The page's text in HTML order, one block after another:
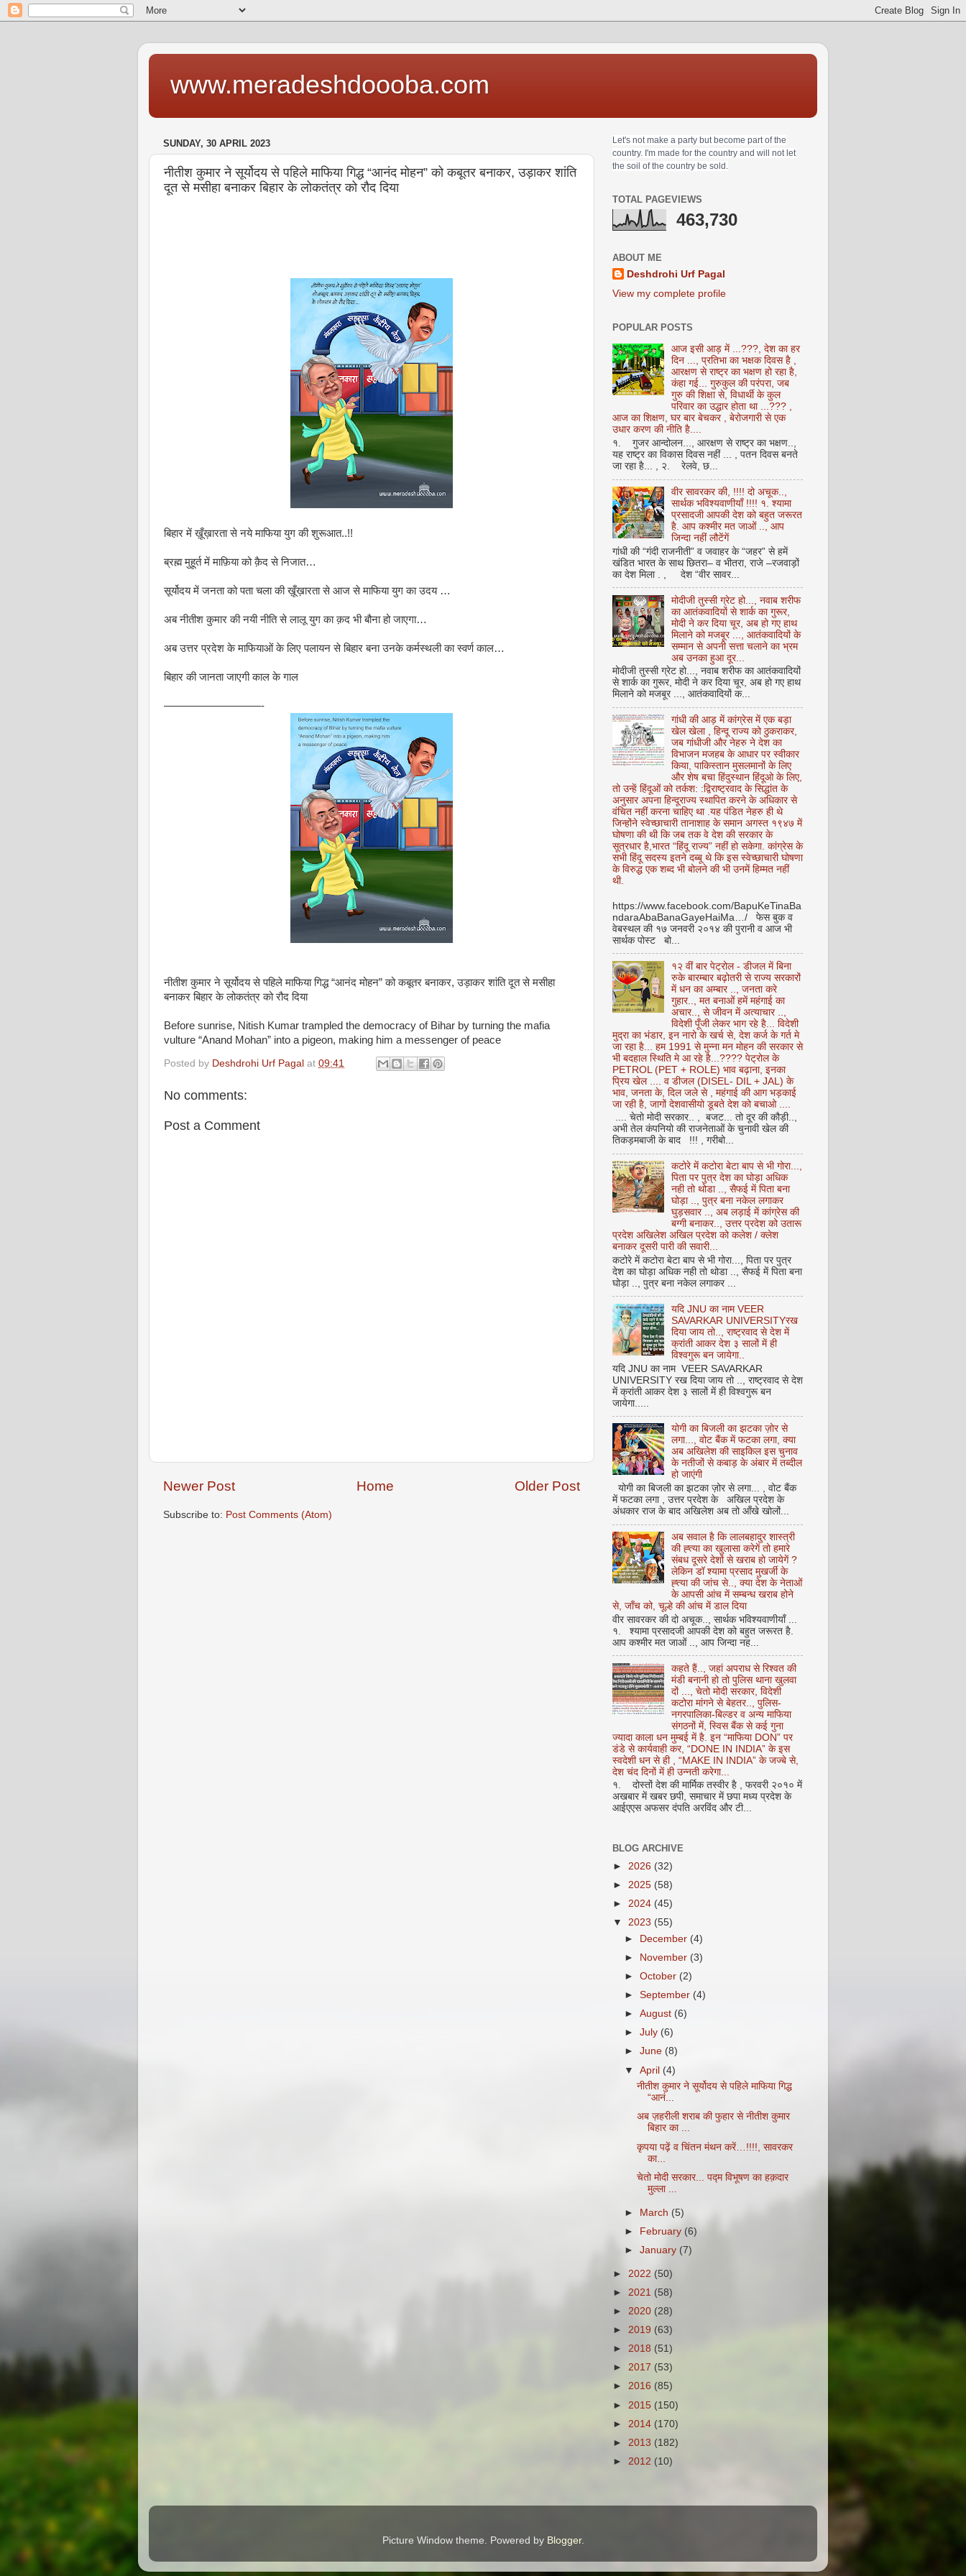
www.meradeshdoooba.com
SUNDAY, 30 APRIL 2023
नीतीश कुमार ने सूर्योदय से पहिले माफिया गिद्ध “आनंद मोहन” को कबूतर बनाकर, उड़ाकर शांति
दूत से मसीहा बनाकर बिहार के लोकतंत्र को रौद दिया
बिहार में ख़ूँख़ारता से नये माफिया युग की शुरूआत..!!
ब्रह्म मुहूर्त में माफ़िया को क़ैद से निजात…
सूर्योदय में जनता को पता चला की ख़ूँख़ारता से आज से माफिया युग का उदय …
अब नीतीश कुमार की नयी नीति से लालू युग का क़द भी बौना हो जाएगा…
अब उत्तर प्रदेश के माफियाओं के लिए पलायन से बिहार बना उनके कर्मस्थली का स्वर्ण काल…
बिहार की जानता जाएगी काल के गाल
—————————-
नीतीश कुमार ने सूर्योदय से पहिले माफिया गिद्ध “आनंद मोहन” को कबूतर बनाकर, उड़ाकर शांति दूत से मसीहा
बनाकर बिहार के लोकतंत्र को रौद दिया
Before sunrise, Nitish Kumar trampled the democracy of Bihar by turning the mafia
vulture “Anand Mohan” into a pigeon, making him a messenger of peace
Posted by Deshdrohi Urf Pagal at 09:41
No comments:
Post a Comment
Newer Post Older Post
Home
Subscribe to: Post Comments (Atom)
Let's not make a party but become part of the
country. I'm made for the country and will not let
the soil of the country be sold.
TOTAL PAGEVIEWS
463,730
ABOUT ME
Deshdrohi Urf Pagal
View my complete profile
POPULAR POSTS
आज इसी आड़ में ...???, देश का हर
दिन ..., प्रतिभा का भक्षक दिवस है ,
आरक्षण से राष्ट्र का भक्षण हो रहा है,
कंहा गई... गुरुकुल की परंपरा, जब
गुरु की शिक्षा से, विधार्थी के कुल
परिवार का उद्धार होता था ...??? ,
आज का शिक्षण, घर बार बेचकर , बेरोजगारी से एक
उधार करण की नीति है....
१. गुजर आन्दोलन..., आरक्षण से राष्ट्र का भक्षण..,
यह राष्ट्र का विकास दिवस नहीं ... , पतन दिवस बनते
जा रहा है... , २. रेलवे, छ...
वीर सावरकर की, !!!! दो अचूक..,
सार्थक भविश्यवाणीयाँ !!!! १. श्यामा
प्रसादजी आपकी देश को बहुत जरूरत
है. आप कश्मीर मत जाओं .., आप
जिन्दा नहीं लौटेंगें
गांधी की “गंदी राजनीती” व जवाहर के “जहर” से हमें
खंडित भारत के साथ छितरा– व भीतरा, राजे –रजवाड़ों
का देश मिला . , देश “वीर सावर...
मोदीजी तुस्सी ग्रेट हो..., नवाब शरीफ
का आतंकवादियों से शार्क का गुरूर,
मोदी ने कर दिया चूर, अब हो गए हाथ
मिलाने को मजबूर ..., आतंकवादियों के
सम्मान से अपनी सत्ता चलाने का भ्रम
अब उनका हुआ दूर...
मोदीजी तुस्सी ग्रेट हो..., नवाब शरीफ का आतंकवादियों
से शार्क का गुरूर, मोदी ने कर दिया चूर, अब हो गए हाथ
मिलाने को मजबूर ..., आतंकवादियों क...
गांधी की आड़ में कांग्रेस में एक बड़ा
खेल खेला , हिन्दू राज्य को ठुकराकर,
जब गांधीजी और नेहरु ने देश का
विभाजन मजहब के आधार पर स्वीकार
किया, पाकिस्तान मुसलमानों के लिए
और शेष बचा हिंदुस्थान हिंदूओ के लिए,
तो उन्हें हिंदूओं को तर्कश: :द्विराष्ट्रवाद के सिद्धांत के
अनुसार अपना हिन्दूराज्य स्थापित करने के अधिकार से
वंचित नहीं करना चाहिए था .यह पंडित नेहरु ही थे
जिन्होंने स्वेच्छाचारी तानाशाह के समान अगस्त १९४७ में
घोषणा की थी कि जब तक वे देश की सरकार के
सूत्रधार है,भारत “हिंदू राज्य” नहीं हो सकेगा. कांग्रेस के
सभी हिंदू सदस्य इतने दब्बू थे कि इस स्वेच्छाचारी घोषणा
के विरुद्ध एक शब्द भी बोलने की भी उनमें हिम्मत नहीं
थी.
https://www.facebook.com/BapuKeTinaBa
ndaraAbaBanaGayeHaiMa…/ फेस बुक व
वेबस्थल की १७ जनवरी २०१४ की पुरानी व आज भी
सार्थक पोस्ट बो...
१२ वीं बार पेट्रोल - डीजल में बिना
रुके बारम्बार बढ़ोतरी से राज्य सरकारों
में धन का अम्बार .., जनता करे
गुहार.., मत बनाओं हमें महंगाई का
अचार.., से जीवन में अत्याचार ..,
विदेशी पूँजी लेकर भाग रहे है... विदेशी
मुद्रा का भंडार, इन नारो के खर्च से, देश कर्ज के गर्त मे
जा रहा है... हम 1991 से मुन्ना मन मोहन की सरकार से
भी बदहाल स्थिति मे आ रहे है...???? पेट्रोल के
PETROL (PET + ROLE) भाव बढ़ाना, इनका
प्रिय खेल .... व डीजल (DISEL- DIL + JAL) के
भाव, जनता के, दिल जले से , महंगाई की आग भड़काई
जा रही है, जागों देशवासीयो डूबते देश को बचाओ ....
.... चेतो मोदी सरकार.. , बजट... तो दूर की कौड़ी..,
अभी तेल कंपनियो की राजनेताओं के चुनावी खेल की
तिकड़मबाजी के बाद !!! , गरीबो...
कटोरे में कटोरा बेटा बाप से भी गोरा...,
पिता पर पुत्र देश का घोड़ा अधिक
नही तो थोडा .., सैफई में पिता बना
घोड़ा .., पुत्र बना नकेल लगाकर
घुड़सवार .., अब लड़ाई में कांग्रेस की
बग्गी बनाकर.., उत्तर प्रदेश को उतारू
प्रदेश अखिलेश अखिल प्रदेश को कलेश / क्लेश
बनाकर दूसरी पारी की सवारी...
कटोरे में कटोरा बेटा बाप से भी गोरा..., पिता पर पुत्र
देश का घोड़ा अधिक नही तो थोडा .., सैफई में पिता बना
घोड़ा .., पुत्र बना नकेल लगाकर ...
यदि JNU का नाम VEER
SAVARKAR UNIVERSITYरख
दिया जाय तो.., राष्ट्रवाद से देश में
क्रांती आकर देश ३ सालों में ही
विश्वगुरू बन जायेगा..
यदि JNU का नाम VEER SAVARKAR
UNIVERSITY रख दिया जाय तो .., राष्ट्रवाद से देश
में क्रांती आकर देश ३ सालों में ही विश्वगुरू बन
जायेगा.....
योगी का बिजली का झटका ज़ोर से
लगा..., वोट बैंक में फटका लगा, क्या
अब अखिलेश की साइकिल इस चुनाव
के नतीजों से कबाड़ के अंबार में तब्दील
हो जाएंगी
योगी का बिजली का झटका ज़ोर से लगा... , वोट बैंक
में फटका लगा , उत्तर प्रदेश के अखिल प्रदेश के
अंधकार राज के बाद अखिलेश अब तो आँखे खोलों...
अब सवाल है कि लालबहादुर शास्त्री
की ह्त्या का खुलासा करेगें तो हमारे
संबध दूसरे देशों से खराब हो जायेगें ?
लेकिन डॉ श्यामा प्रसाद मुखर्जी के
ह्त्या की जांच से.., क्या देश के नेताओं
के आपसी आंच में सम्बन्ध खराब होने
से, जाँच को, चूल्हे की आंच में डाल दिया
वीर सावरकर की दो अचूक.., सार्थक भविश्यवाणीयाँ ...
१. श्यामा प्रसादजी आपकी देश को बहुत जरूरत है.
आप कश्मीर मत जाओं .., आप जिन्दा नह...
कहते हैं.., जहां अपराध से रिश्वत की
मंडी बनानी हो तो पुलिस थाना खुलवा
दों ..., चेतो मोदी सरकार, विदेशी
कटोरा मांगने से बेहतर.., पुलिस-
नगरपालिका-बिल्डर व अन्य माफिया
संगठनों में, स्विस बैंक से कई गुना
ज्यादा काला धन मुम्बई में है. इन “माफिया DON” पर
डंडे से कार्यवाही कर, “DONE IN INDIA” के इस
स्वदेशी धन से ही , “MAKE IN INDIA” के जज्बे से,
देश चंद दिनों में ही उन्नती करेगा...
१. दोस्तों देश की मार्मिक तस्वीर है , फरवरी २०१० में
अखबार में खबर छपी, समाचार में छपा मध्य प्रदेश के
आईएएस अफसर दंपति अरविंद और टी...
BLOG ARCHIVE
► 2026 (32)
► 2025 (58)
► 2024 (45)
▼ 2023 (55)
► December (4)
►
November (3)
►October (2)
►September (4)
►August (6)
►July (6)
►June (8)
▼April (4)
नीतीश कुमार ने सूर्योदय से पहिले माफिया गिद्ध
“आनं...
अब ज़हरीली शराब की फुहार से नीतीश कुमार
बिहार का ...
कृपया पढ़ें व चिंतन मंथन करें…!!!!, सावरकर
का...
चेतो मोदी सरकार... पद्म विभूषण का हक़दार
मुल्ला ...
► March (5)
► February (6)
►January (7)
► 2022 (50)
► 2021 (58)
► 2020 (28)
► 2019 (63)
► 2018 (51)
► 2017 (53)
► 2016 (85)
► 2015 (150)
► 2014 (170)
► 2013 (182)
► 2012 (10)
Picture Window theme. Powered by Blogger.